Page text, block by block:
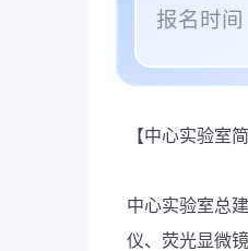
报名时间
【中心实验室简
中心实验室总
仪、荧光显微